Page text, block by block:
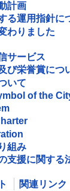
計画
る運用指針に
わりました
サービス
び栄誉賞につ
いて
of the
組み
支援に関する
関連リンク